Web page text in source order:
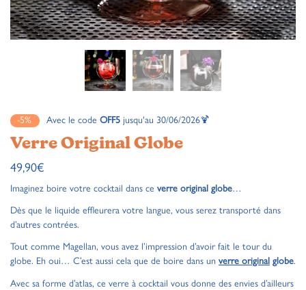
-5% Avec le code OFF5 jusqu'au 30/06/2026🍹
Verre Original Globe
49,90€
Imaginez boire votre cocktail dans ce verre original globe…
Dès que le liquide effleurera votre langue, vous serez transporté dans
d’autres contrées.
Tout comme Magellan, vous avez l’impression d’avoir fait le tour du
globe. Eh oui… C’est aussi cela que de boire dans un verre original globe.
Avec sa forme d’atlas, ce verre à cocktail vous donne des envies d’ailleurs